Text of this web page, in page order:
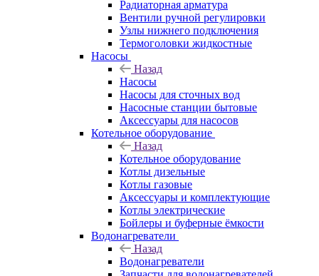
Радиаторная арматура
Вентили ручной регулировки
Узлы нижнего подключения
Термоголовки жидкостные
Насосы
Назад
Насосы
Насосы для сточных вод
Насосные станции бытовые
Аксессуары для насосов
Котельное оборудование
Назад
Котельное оборудование
Котлы дизельные
Котлы газовые
Аксессуары и комплектующие
Котлы электрические
Бойлеры и буферные ёмкости
Водонагреватели
Назад
Водонагреватели